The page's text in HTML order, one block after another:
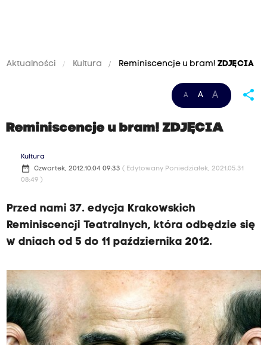
Aktualności Kultura Reminiscencje u bram! ZDJĘCIA
A A A share
Reminiscencje u bram!ZDJĘCIA
Kultura
date_range Czwartek, 2012.10.04 09:33 ( Edytowany Poniedziałek, 2021.05.31
08:49 )
Przed nami 37. edycja Krakowskich
Reminiscencji Teatralnych, która odbędzie się
w dniach od 5 do 11 października 2012.